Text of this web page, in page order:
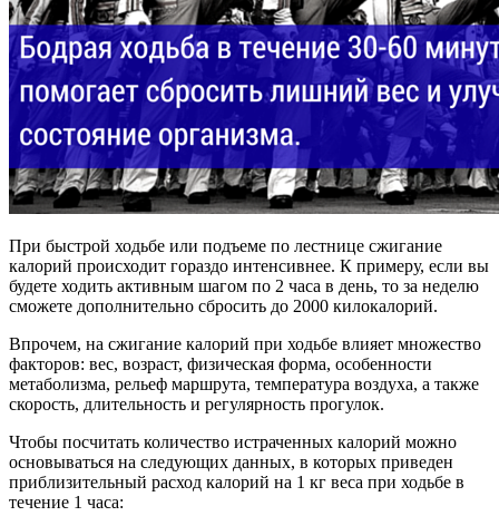
При быстрой ходьбе или подъеме по лестнице сжигание
калорий происходит гораздо интенсивнее. К примеру, если вы
будете ходить активным шагом по 2 часа в день, то за неделю
сможете дополнительно сбросить до 2000 килокалорий.
Впрочем, на сжигание калорий при ходьбе влияет множество
факторов: вес, возраст, физическая форма, особенности
метаболизма, рельеф маршрута, температура воздуха, а также
скорость, длительность и регулярность прогулок.
Чтобы посчитать количество истраченных калорий можно
основываться на следующих данных, в которых приведен
приблизительный расход калорий на 1 кг веса при ходьбе в
течение 1 часа: